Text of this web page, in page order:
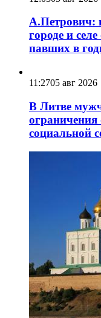
А.Петрович:
городе и
павших в
11:2705 авг 2026
В Литве
социальной